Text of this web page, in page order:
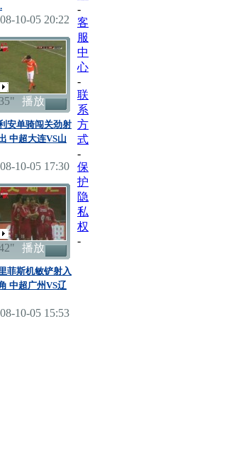
10-05 20:22
35" 播放
安单骑闯关劲射
中超大连VS山
10-05 17:30
播放
菲斯机敏铲射入
中超广州VS辽
10-05 15:53
-
客
服
中
心
-
联
系
方
式
-
保
护
隐
私
权
-